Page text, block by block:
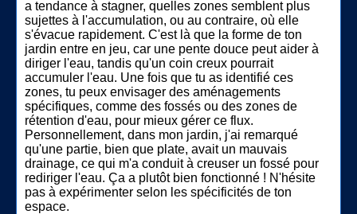
a tendance à stagner, quelles zones semblent plus
sujettes à l'accumulation, ou au contraire, où elle
s'évacue rapidement. C'est là que la forme de ton
jardin entre en jeu, car une pente douce peut aider à
diriger l'eau, tandis qu'un coin creux pourrait
accumuler l'eau. Une fois que tu as identifié ces
zones, tu peux envisager des aménagements
spécifiques, comme des fossés ou des zones de
rétention d'eau, pour mieux gérer ce flux.
Personnellement, dans mon jardin, j'ai remarqué
qu'une partie, bien que plate, avait un mauvais
drainage, ce qui m'a conduit à creuser un fossé pour
rediriger l'eau. Ça a plutôt bien fonctionné ! N'hésite
pas à expérimenter selon les spécificités de ton
espace.